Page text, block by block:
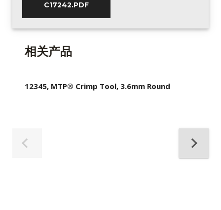
C17242.PDF
相关产品
12345, MTP® Crimp Tool, 3.6mm Round